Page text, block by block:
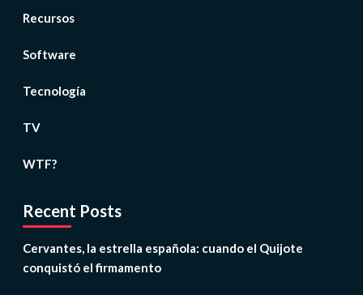
Recursos
Software
Tecnología
TV
WTF?
Recent Posts
Cervantes, la estrella española: cuando el Quijote
conquistó el firmamento